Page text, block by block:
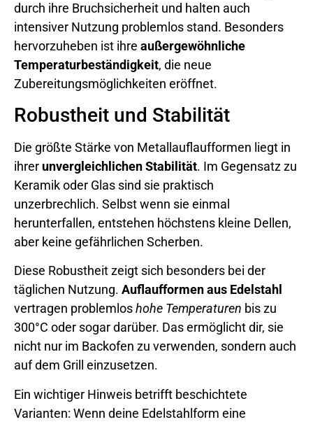
durch ihre Bruchsicherheit und halten auch
intensiver Nutzung problemlos stand. Besonders
hervorzuheben ist ihre außergewöhnliche
Temperaturbeständigkeit, die neue
Zubereitungsmöglichkeiten eröffnet.
Robustheit und Stabilität
Die größte Stärke von Metallauflaufformen liegt in
ihrer unvergleichlichen Stabilität. Im Gegensatz zu
Keramik oder Glas sind sie praktisch
unzerbrechlich. Selbst wenn sie einmal
herunterfallen, entstehen höchstens kleine Dellen,
aber keine gefährlichen Scherben.
Diese Robustheit zeigt sich besonders bei der
täglichen Nutzung. Auflaufformen aus Edelstahl
vertragen problemloshohe Temperaturen bis zu
300°C oder sogar darüber. Das ermöglicht dir, sie
nicht nur im Backofen zu verwenden, sondern auch
auf dem Grill einzusetzen.
Ein wichtiger Hinweis betrifft beschichtete
Varianten: Wenn deine Edelstahlform eine